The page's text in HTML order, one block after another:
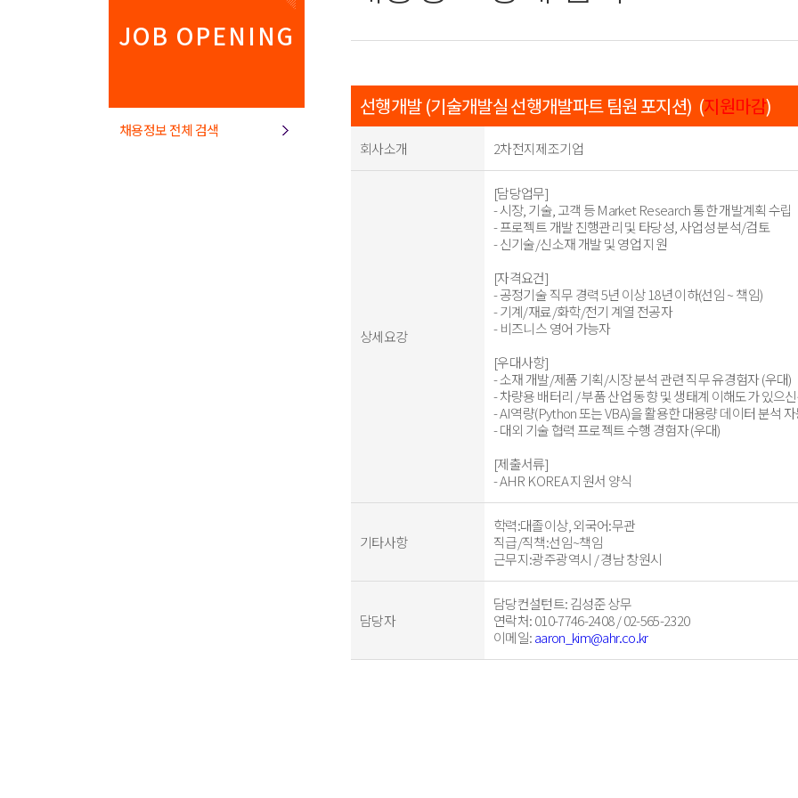
JOB OPENING
채용정보 전체 검색
선행개발 (기술개발실 선행개발파트 팀원 포지션) (지원마감)
회사소개 2차전지제조기업
상세요강
[담당업무]
- 시장, 기술, 고객 등 Market Research 통한 개발계획 수립
- 프로젝트 개발 진행관리 및 타당성, 사업성 분석/검토
- 신기술/신소재 개발 및 영업 지원
[자격요건]
- 공정기술 직무 경력 5년 이상 18년 이하(선임 ~ 책임)
- 기계/재료/화학/전기 계열 전공자
- 비즈니스 영어 가능자
[우대사항]
- 소재 개발/제품 기획/시장 분석 관련 직무 유경험자 (우대)
- 차량용 배터리 / 부품 산업 동향 및 생태계 이해도가 있으
- AI역량(Python 또는 VBA)을 활용한 대용량 데이터 분석
- 대외 기술 협력 프로젝트 수행 경험자 (우대)
[제출서류]
- AHR KOREA 지원서 양식
기타사항
학력:대졸이상, 외국어:무관
직급/직책:선임~책임
근무지:광주광역시 / 경남 창원시
담당자
담당컨설턴트: 김성준 상무
연락처: 010-7746-2408 / 02-565-2320
이메일:aaron_kim@ahr.co.kr